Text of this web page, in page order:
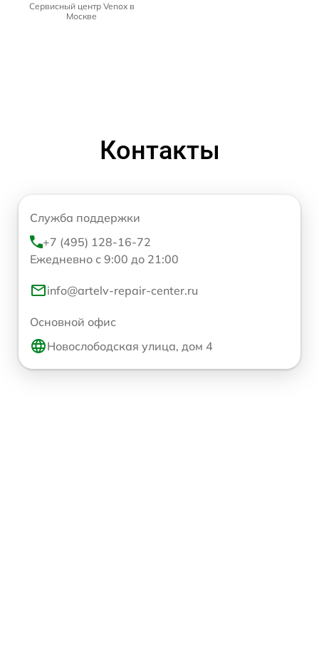
Сервисный центр Venox в
Москве
Контакты
Служба поддержки
+7 (495) 128-16-72
Ежедневно с 9:00 до 21:00
info@artelv-repair-center.ru
Основной офис
Новослободская улица, дом 4